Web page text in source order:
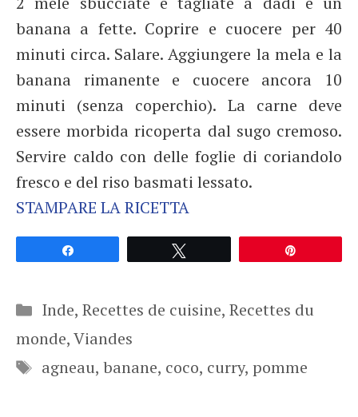
banana a fette. Coprire e cuocere per 40
minuti circa. Salare. Aggiungere la mela e la
banana rimanente e cuocere ancora 10
minuti (senza coperchio). La carne deve
essere morbida ricoperta dal sugo cremoso.
Servire caldo con delle foglie di coriandolo
fresco e del riso basmati lessato.
STAMPARE LA RICETTA
Catégories
Inde, Recettes de cuisine, Recettes du
monde,Viandes
Étiquettes
agneau, banane, coco, curry, pomme